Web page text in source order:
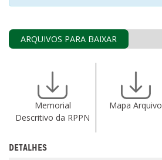
ARQUIVOS PARA BAIXAR
Memorial
Descritivo da RPPN
Mapa Arquivo
DETALHES